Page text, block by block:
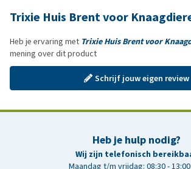
Trixie Huis Brent voor
Heb je ervaring met Trixie Huis Brent voor
mening over dit product
Schrijf jouw eigen review
Heb je hulp nodig?
Wij zijn telefonisch
Maandag t/m vrijdag: 08:30 -